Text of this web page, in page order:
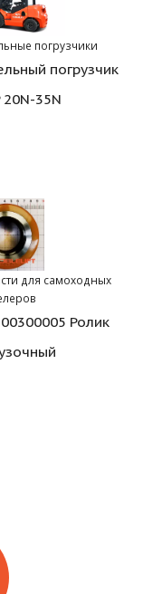
погрузчики
погрузчик
20N-35N
для самоходных
Ролик